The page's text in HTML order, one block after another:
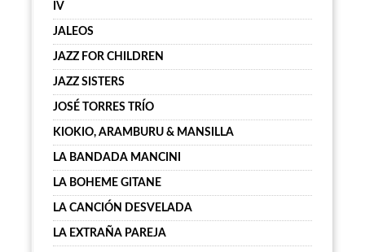
IV
JALEOS
JAZZ FOR CHILDREN
JAZZ SISTERS
JOSÉ TORRES TRÍO
KIOKIO, ARAMBURU & MANSILLA
LA BANDADA MANCINI
LA BOHEME GITANE
LA CANCIÓN DESVELADA
LA EXTRAÑA PAREJA